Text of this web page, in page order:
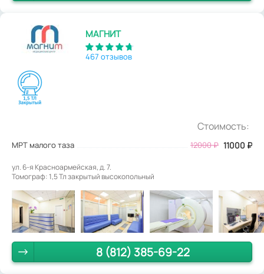
МАГНИТ
467 отзывов
Стоимость:
МРТ малого таза 12000₽ 11000 ₽
ул. 6-я Красноармейская, д. 7.
Томограф: 1,5 Тл закрытый высокопольный
8 (812) 385-69-22